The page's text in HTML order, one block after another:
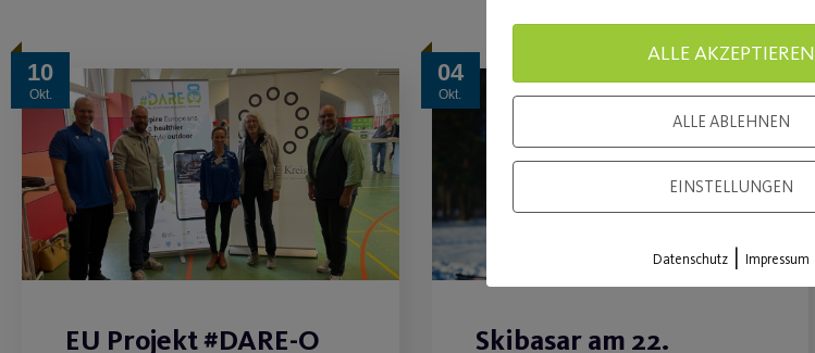
10
Okt.
EU Projekt #DARE-O
04
Okt.
Skibasar am 22.
ALLE AKZEPTIEREN
ALLE ABLEHNEN
EINSTELLUNGEN
Datenschutz | Impressum